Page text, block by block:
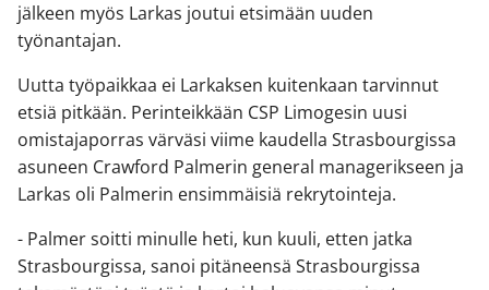
jälkeen myös Larkas joutui etsimään uuden
työnantajan.
Uutta työpaikkaa ei Larkaksen kuitenkaan tarvinnut
etsiä pitkään. Perinteikkään CSP Limogesin uusi
omistajaporras värväsi viime kaudella Strasbourgissa
asuneen Crawford Palmerin general managerikseen ja
Larkas oli Palmerin ensimmäisiä rekrytointeja.
- Palmer soitti minulle heti, kun kuuli, etten jatka
Strasbourgissa, sanoi pitäneensä Strasbourgissa